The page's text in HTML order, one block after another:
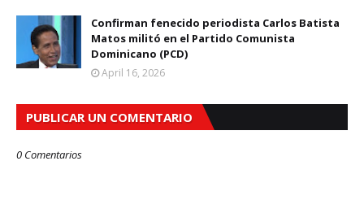
Confirman fenecido periodista Carlos Batista
Matos militó en el Partido Comunista
Dominicano (PCD)
April 16, 2026
PUBLICAR UN COMENTARIO
0 Comentarios